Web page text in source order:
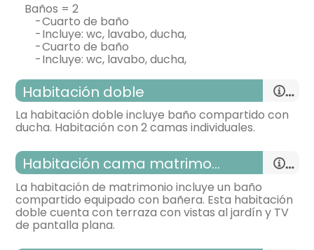
baños = 2
- cuarto de baño
- incluye: wc, lavabo, ducha,
- cuarto de baño
- incluye: wc, lavabo, ducha,
Habitación doble
La habitación doble incluye baño compartido con
ducha. Habitación con 2 camas individuales.
habitación con dos camas
Habitación cama matrimonio
La habitación de matrimonio incluye un baño
compartido equipado con bañera. Esta habitación
doble cuenta con terraza con vistas al jardín y TV
de pantalla plana.